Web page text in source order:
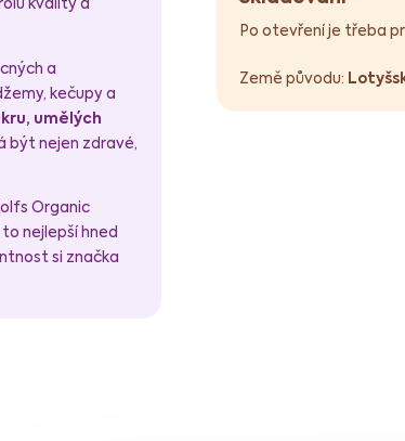
a
kečupy a
umělých
být nejen zdravé,
Organic
nejlepší hned
si značka
Po otevření je třeba
Země původu: